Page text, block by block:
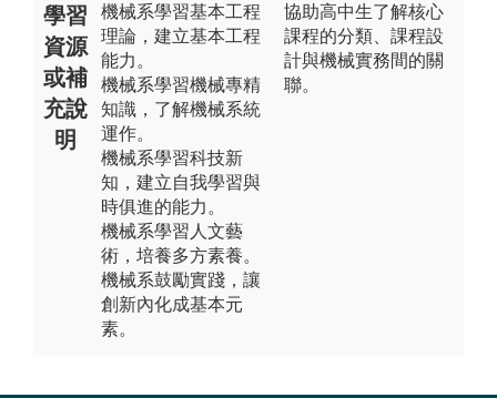
學習
資源
或補
充說
明
機械系學習基本工程
理論，建立基本工程
能力。
機械系學習機械專精
知識，了解機械系統
運作。
機械系學習科技新
知，建立自我學習與
時俱進的能力。
機械系學習人文藝
術，培養多方素養。
機械系鼓勵實踐，讓
創新內化成基本元
素。
協助高中生了解核心
課程的分類、課程設
計與機械實務間的關
聯。